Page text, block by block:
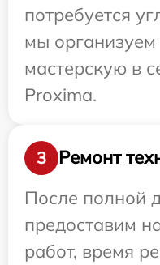
потребуется
мы организуем
мастерскую в
Proxima.
3
Ремонт
После полной
предоставим
работ, время